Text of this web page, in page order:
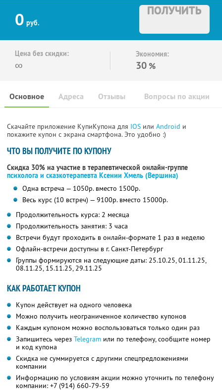
0 руб.
ПОЛУЧИТЬ
Цена без скидки:
∞
Экономия:
30 %
Основное Отзывы Вопросы по акции
Адреса
Скачайте приложение КупиКупона для IOS или Android и
покажите купон с экрана смартфона. Это удобно :)
ЧТО ВЫ ПОЛУЧИТЕ ПО КУПОНУ
Скидка 30% на участие в терапевтической онлайн-группе
психолога и сказкотерапевта Ксении Хмель (Вершина)
Одна встреча — 1050р. вместо 1500р.
Весь курс (10 встреч) — 9100р. вместо 15000р.
Продолжительность курса: 2 месяца
Продолжительность занятия: 3 часа
Встречи будут проходить в онлайн-формате 1 раз в неделю
Офлайн-встречи доступны в г. Санкт-Петербург
Группы формируются на следующие даты: 25.10.25, 01.11.25,
08.11.25, 15.11.25, 29.11.25
КАК РАБОТАЕТ КУПОН
Купон действует на одного человека
Можно получить неограниченное количество купонов
Каждым купоном можно воспользоваться только один раз
Запишитесь через Telegram или по телефону, сообщите номер
и код купона
Скидка не суммируется с другими спецпредложениями
компании
Информацию по условиям акции можно уточнить по телефону
компании: +7 (914) 660-79-59